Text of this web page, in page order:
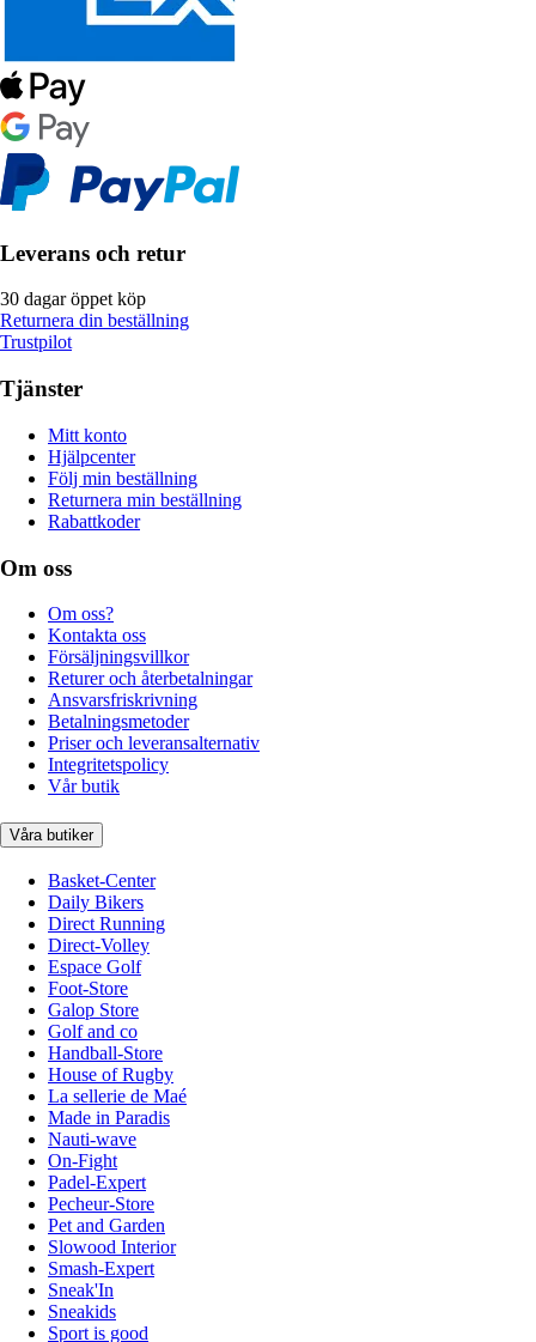
Leverans och retur
30 dagar öppet köp
Returnera din beställning
Trustpilot
Tjänster
Mitt konto
Hjälpcenter
Följ min beställning
Returnera min beställning
Rabattkoder
Om oss
Om oss?
Kontakta oss
Försäljningsvillkor
Returer och återbetalningar
Ansvarsfriskrivning
Betalningsmetoder
Priser och leveransalternativ
Integritetspolicy
Vår butik
Våra butiker
Basket-Center
Daily Bikers
Direct Running
Direct-Volley
Espace Golf
Foot-Store
Galop Store
Golf and co
Handball-Store
House of Rugby
La sellerie de Maé
Made in Paradis
Nauti-wave
On-Fight
Padel-Expert
Pecheur-Store
Pet and Garden
Slowood Interior
Smash-Expert
Sneak'In
Sneakids
Sport is good